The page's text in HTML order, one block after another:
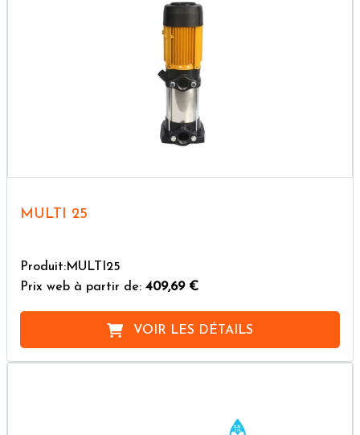
MULTI 25
Produit:MULTI25
Prix web à partir de: 409,69 €
VOIR LES DÉTAILS